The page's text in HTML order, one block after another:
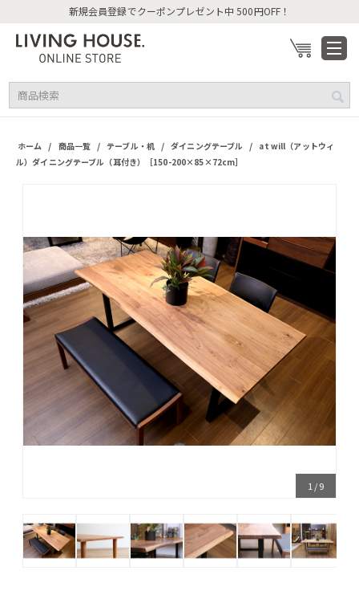
新規会員登録でクーポンプレゼント中 500円OFF！
ホーム / 商品一覧 / テーブル・机 / ダイニングテーブル / at will（アットウィ
ル）ダイニングテーブル（耳付き）［150-200×85×72cm］
1 /9